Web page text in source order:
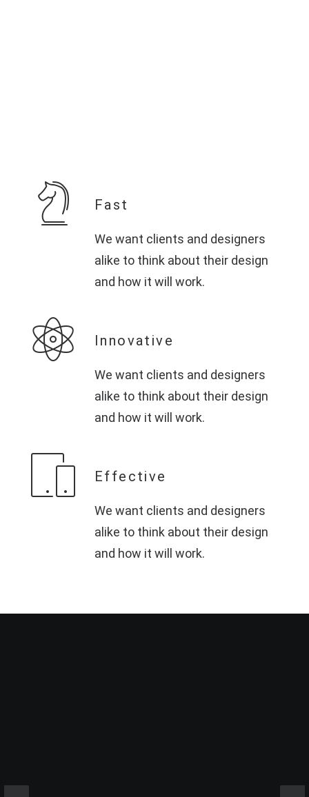
Fast
We want clients and designers
alike to think about their design
and how it will work.
Innovative
We want clients and designers
alike to think about their design
and how it will work.
Effective
We want clients and designers
alike to think about their design
and how it will work.